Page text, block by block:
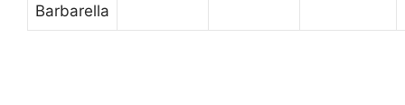
Barbarella